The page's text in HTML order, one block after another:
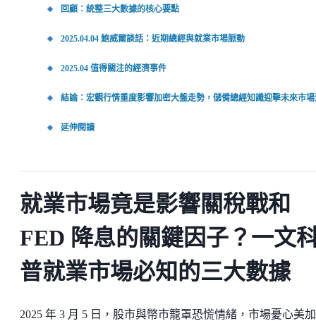
回顧：統整三大數據的核心要點
2025.04.04 鮑威爾談話：近期總經與就業市場脈動
2025.04 值得關注的經濟事件
結論：宏觀行情重度影響加密大盤走勢，儲備總經知識迎擊未來市
延伸閱讀
就業市場竟是影響關稅戰和
FED 降息的關鍵因子？一文
普就業市場必知的三大數據
2025 年 3 月 5 日，股市與幣市籠罩恐慌情緒，市場憂心美